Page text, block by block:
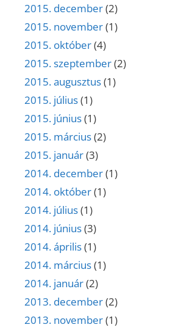
2015. december(2)
2015. november(1)
2015. október(4)
2015. szeptember(2)
2015. augusztus(1)
2015. július(1)
2015. június(1)
2015. március(2)
2015. január(3)
2014. december(1)
2014. október(1)
2014. július(1)
2014. június(3)
2014. április(1)
2014. március(1)
2014. január(2)
2013. december(2)
2013. november(1)